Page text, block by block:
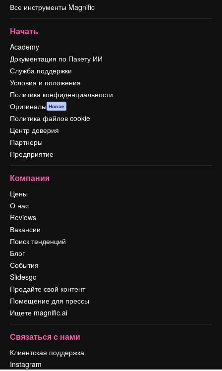
Все инструменты Magnific
Начать
Academy
Документация по Пакету ИИ
Служба поддержки
Условия и положения
Политика конфиденциальности
Оригиналы Новое
Политика файлов cookie
Центр доверия
Партнеры
Предприятие
Компания
Цены
О нас
Reviews
Вакансии
Поиск тенденций
Блог
События
Slidesgo
Продайте свой контент
Помещение для прессы
Ищете magnific.ai
Связаться с нами
Клиентская поддержка
Instagram